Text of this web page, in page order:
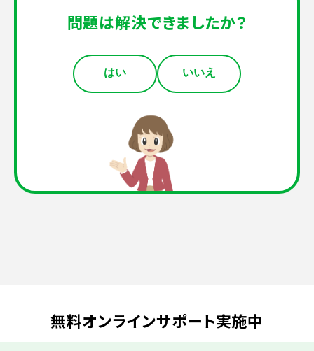
問題は解決できましたか？
はい いいえ
無料オンラインサポート実施中